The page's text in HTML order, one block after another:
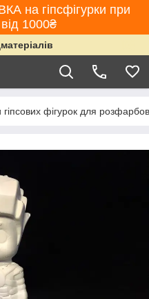
на гіпсфігурки при
1000₴
фігурок для